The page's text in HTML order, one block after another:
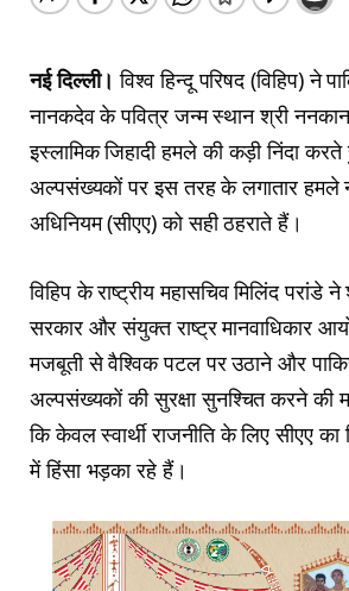
नई दिल्ली। विश्व हिन्दू परिषद (विहिप) ने
नानकदेव के पवित्र जन्म स्थान श्री
इस्लामिक जिहादी हमले की कड़ी निंदा
अल्पसंख्यकों पर इस तरह के लगातार हमले
अधिनियम (सीएए) को सही ठहराते हैं।
विहिप के राष्ट्रीय महासचिव मिलिंद परांडे
सरकार और संयुक्त राष्ट्र मानवाधिकार
मजबूती से वैश्विक पटल पर उठाने और
अल्पसंख्यकों की सुरक्षा सुनश्चित करने की
कि केवल स्वार्थी राजनीति के लिए सीएए
में हिंसा भड़का रहे हैं।